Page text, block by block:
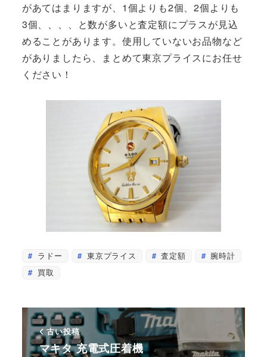
があてはまりますが、1個よりも2個、2個よりも
3個、、、、と数が多いと査定額にプラスが見込
めることがあります。使用していないお品物など
がありましたら、まとめて東京プライスにお任せ
ください！
ラドー 東京プライス 査定額
腕時計
買取
古い投稿
マキタ 充電式圧着機